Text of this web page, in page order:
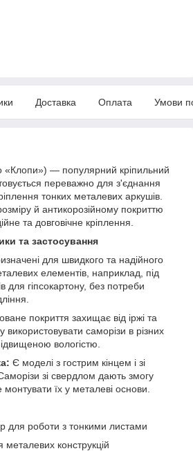
Доставка Оплата Умови
«Клопи») — популярний кріпильний
переважно для з'єднання
тонких металевих аркушів.
й антикорозійному покриттю
та довговічне кріплення.
та застосування
для швидкого та надійного
елементів, наприклад, під
для гіпсокартону, без потреби
покриття захищає від іржі та
використовувати саморізи в різних
вологістю.
Є моделі з гострим кінцем і зі
зі свердлом дають змогу
їх у металеві основи.
для роботи з тонкими листами
металевих конструкцій